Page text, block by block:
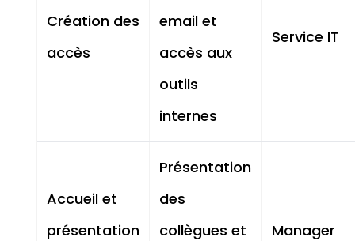
Création des
accès
email et
accès aux
outils
internes
Service IT
Accueil et
présentation
Présentation
des
collègues et
Manager